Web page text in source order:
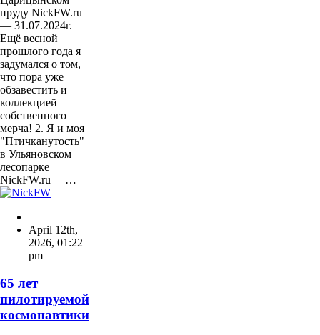
пруду NickFW.ru
— 31.07.2024г.
Ещё весной
прошлого года я
задумался о том,
что пора уже
обзавестить и
коллекцией
собственного
мерча! 2. Я и моя
"Птичканутость"
в Ульяновском
лесопарке
NickFW.ru —…
April 12th,
2026, 01:22
pm
65 лет
пилотируемой
космонавтики